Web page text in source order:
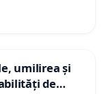
umilirea și
de